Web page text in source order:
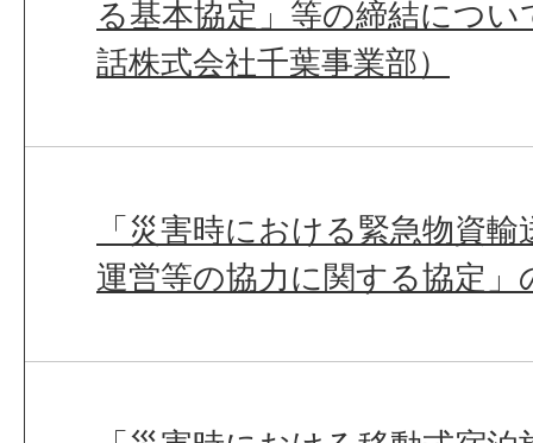
る基本協定」等の締結につい
話株式会社千葉事業部）
「災害時における緊急物資
運営等の協力に関する協定